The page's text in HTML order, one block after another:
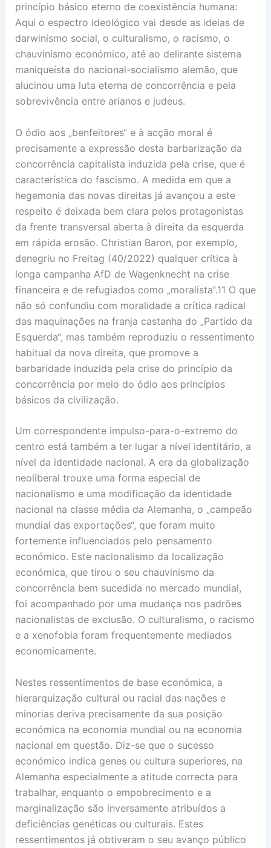
princípio básico eterno de coexistência humana:
Aqui o espectro ideológico vai desde as ideias de
darwinismo social, o culturalismo, o racismo, o
chauvinismo económico, até ao delirante sistema
maniqueísta do nacional-socialismo alemão, que
alucinou uma luta eterna de concorrência e pela
sobrevivência entre arianos e judeus.
O ódio aos „benfeitores“ e à acção moral é
precisamente a expressão desta barbarização da
concorrência capitalista induzida pela crise, que é
característica do fascismo. A medida em que a
hegemonia das novas direitas já avançou a este
respeito é deixada bem clara pelos protagonistas
da frente transversal aberta à direita da esquerda
em rápida erosão. Christian Baron, por exemplo,
denegriu no Freitag (40/2022) qualquer crítica à
longa campanha AfD de Wagenknecht na crise
financeira e de refugiados como „moralista“.11 O que
não só confundiu com moralidade a crítica radical
das maquinações na franja castanha do „Partido da
Esquerda“, mas também reproduziu o ressentimento
habitual da nova direita, que promove a
barbaridade induzida pela crise do princípio da
concorrência por meio do ódio aos princípios
básicos da civilização.
Um correspondente impulso-para-o-extremo do
centro está também a ter lugar a nível identitário, a
nível da identidade nacional. A era da globalização
neoliberal trouxe uma forma especial de
nacionalismo e uma modificação da identidade
nacional na classe média da Alemanha, o „campeão
mundial das exportações“, que foram muito
fortemente influenciados pelo pensamento
económico. Este nacionalismo da localização
económica, que tirou o seu chauvinismo da
concorrência bem sucedida no mercado mundial,
foi acompanhado por uma mudança nos padrões
nacionalistas de exclusão. O culturalismo, o racismo
e a xenofobia foram frequentemente mediados
economicamente.
Nestes ressentimentos de base económica, a
hierarquização cultural ou racial das nações e
minorias deriva precisamente da sua posição
económica na economia mundial ou na economia
nacional em questão. Diz-se que o sucesso
económico indica genes ou cultura superiores, na
Alemanha especialmente a atitude correcta para
trabalhar, enquanto o empobrecimento e a
marginalização são inversamente atribuídos a
deficiências genéticas ou culturais. Estes
ressentimentos já obtiveram o seu avanço público